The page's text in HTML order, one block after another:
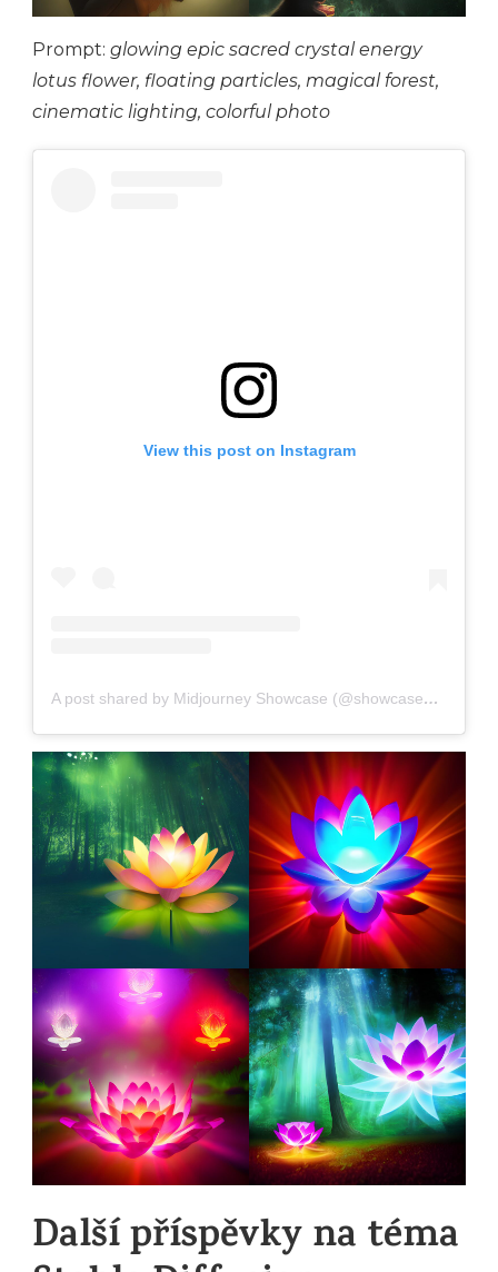
Prompt: glowing epic sacred crystal energy
lotus flower, floating particles, magical forest,
cinematic lighting, colorful photo
View this post on Instagram
A post shared by Midjourney Showcase (@showcasemidjourney)
Další příspěvky na téma